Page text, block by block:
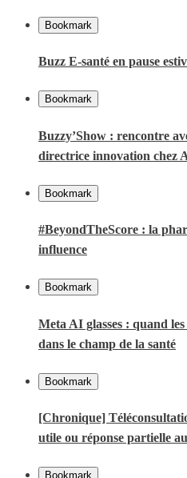
Bookmark
Buzz E-santé en pause
Bookmark
Buzzy’Show : rencontre
directrice innovation chez
Bookmark
#BeyondTheScore : la
influence
Bookmark
Meta AI glasses : quand
dans le champ de la santé
Bookmark
[Chronique]
utile ou réponse partielle
Bookmark